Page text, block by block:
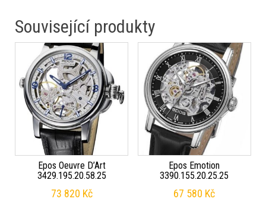
Související produkty
Epos Oeuvre D’Art
3429.195.20.58.25
73 820 Kč
Epos Emotion
3390.155.20.25.25
67 580 Kč